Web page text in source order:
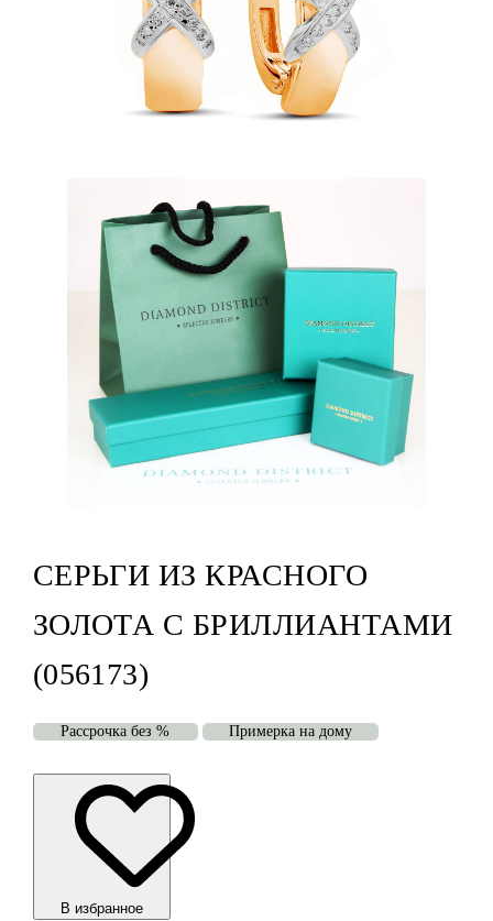
СЕРЬГИ ИЗ КРАСНОГО
ЗОЛОТА С БРИЛЛИАНТАМИ
(056173)
Рассрочка без % Примерка на дому
В избранноe